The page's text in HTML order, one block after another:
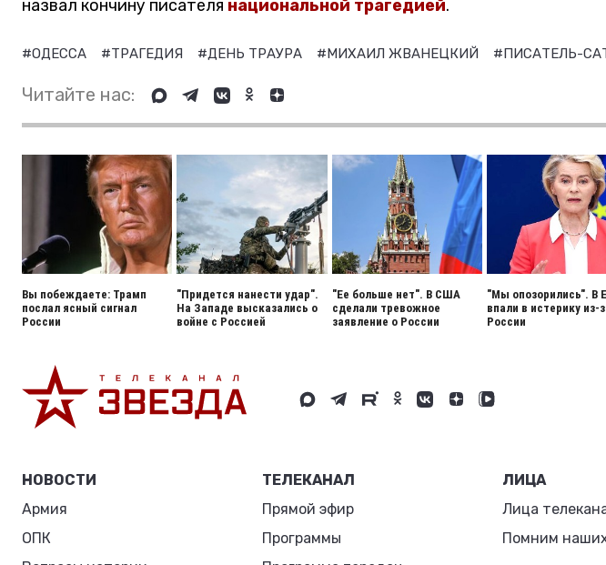
назвал кончину писателя национальной трагедией.
#ОДЕССА #ТРАГЕДИЯ #ДЕНЬ ТРАУРА #МИХАИЛ ЖВАНЕЦКИЙ #ПИСАТЕЛЬ-
Читайте нас:
Вы побеждаете: Трамп
послал ясный сигнал
России
"Придется нанести удар".
На Западе высказались о
войне с Россией
"Ее больше нет". В США
сделали тревожное
заявление о России
"Мы опозорились". В
впали в истерику из-
России
НОВОСТИ
Армия
ОПК
ТЕЛЕКАНАЛ
Прямой эфир
Программы
ЛИЦА
Лица
Помним